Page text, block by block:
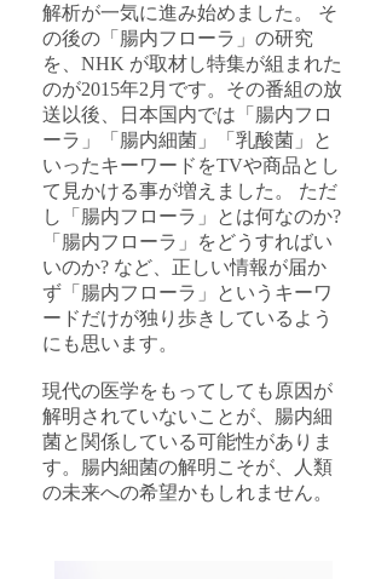
解析が一気に進み始めました。 そ
の後の「腸内フローラ」の研究
を、NHK が取材し特集が組まれた
のが2015年2月です。その番組の放
送以後、日本国内では「腸内フロ
ーラ」「腸内細菌」「乳酸菌」と
いったキーワードをTVや商品とし
て見かける事が増えました。 ただ
し「腸内フローラ」とは何なのか?
「腸内フローラ」をどうすればい
いのか? など、正しい情報が届か
ず「腸内フローラ」というキーワ
ードだけが独り歩きしているよう
にも思います。
現代の医学をもってしても原因が
解明されていないことが、腸内細
菌と関係している可能性がありま
す。腸内細菌の解明こそが、人類
の未来への希望かもしれません。